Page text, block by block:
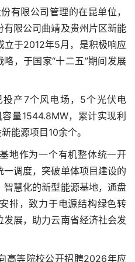
有限公司管理的在昆单位，
限公司曲靖及贵州片区新能
立于2012年5月，是积极响应
，于国家“十二五”期间发展
产7个风电场，5个光伏电
量1544.8MW，累计实现利
能源项目10余个。
地作为一个有机整体统一开
调度，突破单体项目建设的
慧化的新型能源基地，通盘
排，致力于电源结构绿色转
展，助力云南省经济社会发
高等院校公开招聘2026年应